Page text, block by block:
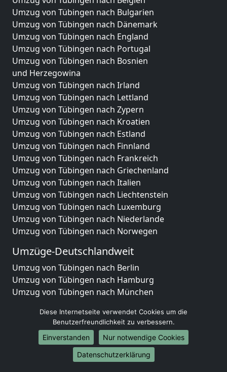
Umzug von Tübingen nach Bulgarien
Umzug von Tübingen nach Dänemark
Umzug von Tübingen nach England
Umzug von Tübingen nach Portugal
Umzug von Tübingen nach Bosnien
und Herzegowina
Umzug von Tübingen nach Irland
Umzug von Tübingen nach Lettland
Umzug von Tübingen nach Zypern
Umzug von Tübingen nach Kroatien
Umzug von Tübingen nach Estland
Umzug von Tübingen nach Finnland
Umzug von Tübingen nach Frankreich
Umzug von Tübingen nach Griechenland
Umzug von Tübingen nach Italien
Umzug von Tübingen nach Liechtenstein
Umzug von Tübingen nach Luxemburg
Umzug von Tübingen nach Niederlande
Umzug von Tübingen nach Norwegen
Umzüge-Deutschlandweit
Umzug von Tübingen nach Berlin
Umzug von Tübingen nach Hamburg
Umzug von Tübingen nach München
Umzug von Tübingen nach Frankfurt am Main
Umzug von Tübingen nach Stuttgart
Umzug von Tübingen nach Düsseldorf
Umzug von Tübingen nach Leipzig
Umzug von Tübingen nach Dortmund
Diese Internetseite verwendet Cookies um die
Benutzerfreundlichkeit zu verbessern.
Einverstanden
Nur notwendige Cookies
Datenschutzerklärung